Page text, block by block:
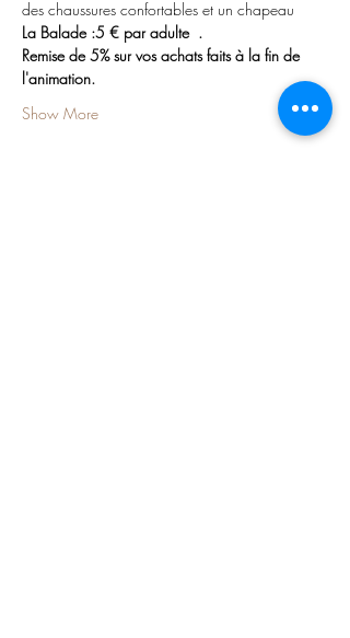
des chaussures confortables et un chapeau
La Balade :5 € par adulte  .
Remise de 5% sur vos achats faits à la fin de
l'animation.
Show More